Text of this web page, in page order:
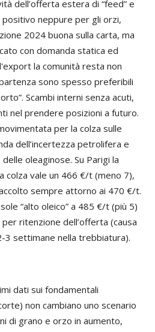
dell’offerta estera di “feed” e
neppure per gli orzi,
2024 buona sulla carta, ma
con domanda statica ed
la comunità resta non
sono spesso preferibili
Scambi interni senza acuti,
nel prendere posizioni a futuro.
per la colza sulle
dell’incertezza petrolifera e
oleaginose. Su Parigi la
colza vale un 466 €/t (meno 7),
sempre attorno ai 470 €/t.
“alto oleico” a 485 €/t (più 5)
ritenzione dell’offerta (causa
3 settimane nella trebbiatura).
dati sui fondamentali
non cambiano uno scenario
di grano e orzo in aumento,